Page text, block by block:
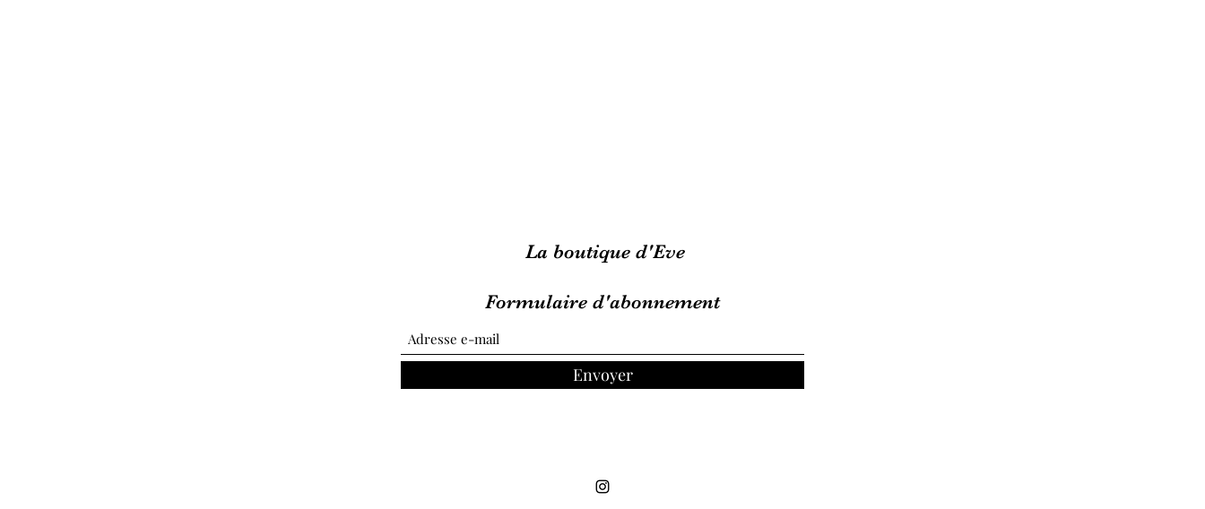
La boutique d'Eve
Formulaire d'abonnement
Envoyer